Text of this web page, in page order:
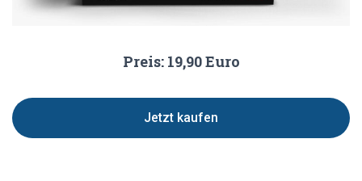
Preis: 19,90 Euro
Jetzt kaufen